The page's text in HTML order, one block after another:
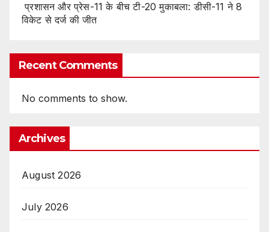
प्रशासन और प्रेस-11 के बीच टी-20 मुकाबला: डीसी-11 ने 8
विकेट से दर्ज की जीत
Recent Comments
No comments to show.
Archives
August 2026
July 2026